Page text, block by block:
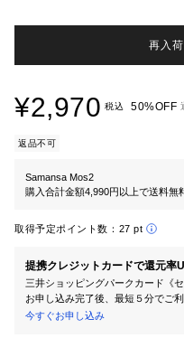
再入
¥2,970 税込 50%OFF
返品不可
Samansa Mos2
購入合計金額4,990円以上で送料無
取得予定ポイント数： 27 pt
提携クレジットカードで還元率
三井ショッピングパークカード《
お申し込み完了後、最短５分でご利
今すぐお申し込み